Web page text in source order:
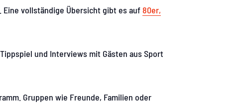
vollständige Übersicht gibt es auf80er,
und Interviews mit Gästen aus Sport
Gruppen wie Freunde, Familien oder